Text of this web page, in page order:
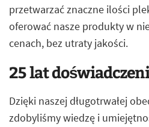
przetwarzać znaczne ilości
oferować nasze produkty w
cenach, bez utraty jakości.
25 lat
Dzięki naszej długotrwałej
zdobyliśmy wiedzę i